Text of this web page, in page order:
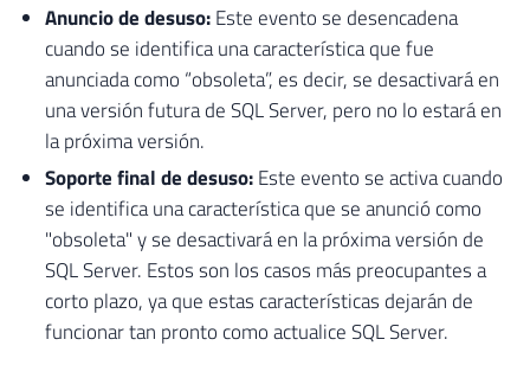
Anuncio de desuso:Este evento se desencadena
cuando se identifica una característica que fue
anunciada como “obsoleta”, es decir, se desactivará en
una versión futura de SQL Server, pero no lo estará en
la próxima versión.
Soporte final de desuso:Este evento se activa cuando
se identifica una característica que se anunció como
"obsoleta" y se desactivará en la próxima versión de
SQL Server. Estos son los casos más preocupantes a
corto plazo, ya que estas características dejarán de
funcionar tan pronto como actualice SQL Server.